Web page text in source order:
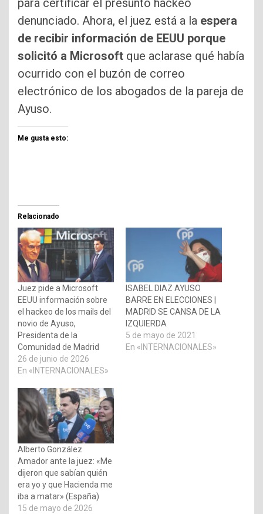
denunciado. Ahora, el juez está a la espera
de recibir información de EEUU porque
solicitó a Microsoft que aclarase qué había
ocurrido con el buzón de correo
electrónico de los abogados de la pareja de
Ayuso.
Me gusta esto:
Relacionado
Juez pide a Microsoft
EEUU información sobre
el hackeo de los mails del
novio de Ayuso,
Presidenta de la
Comunidad de Madrid
26 de junio de 2026
En «INTERNACIONALES»
ISABEL DIAZ AYUSO
BARRE EN ELECCIONES |
MADRID SE CANSA DE LA
IZQUIERDA
5 de mayo de 2021
En «INTERNACIONALES»
Alberto González
Amador ante la juez: «Me
dijeron que sabían quién
era yo y que Hacienda me
iba a matar» (España)
15 de mayo de 2026